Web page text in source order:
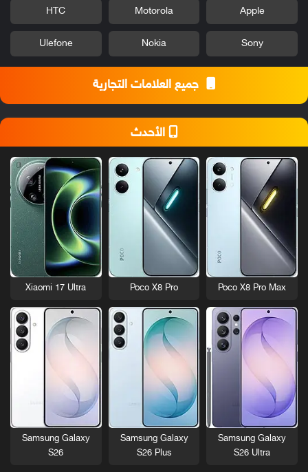
Apple
Motorola
HTC
Sony
Nokia
Ulefone
جميع العلامات التجارية
الأحدث
Poco X8 Pro Max
Poco X8 Pro
Xiaomi 17 Ultra
Samsung Galaxy
S26 Ultra
Samsung Galaxy
S26 Plus
Samsung Galaxy
S26